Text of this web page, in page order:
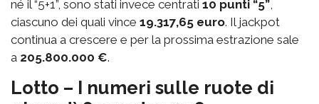
né il “5+1”, sono stati invece centrati 10 punti “5”,
ciascuno dei quali vince 19.317,65 euro. Il jackpot
continua a crescere e per la prossima estrazione sale
a 205.800.000 €.
Lotto – I numeri sulle ruote di